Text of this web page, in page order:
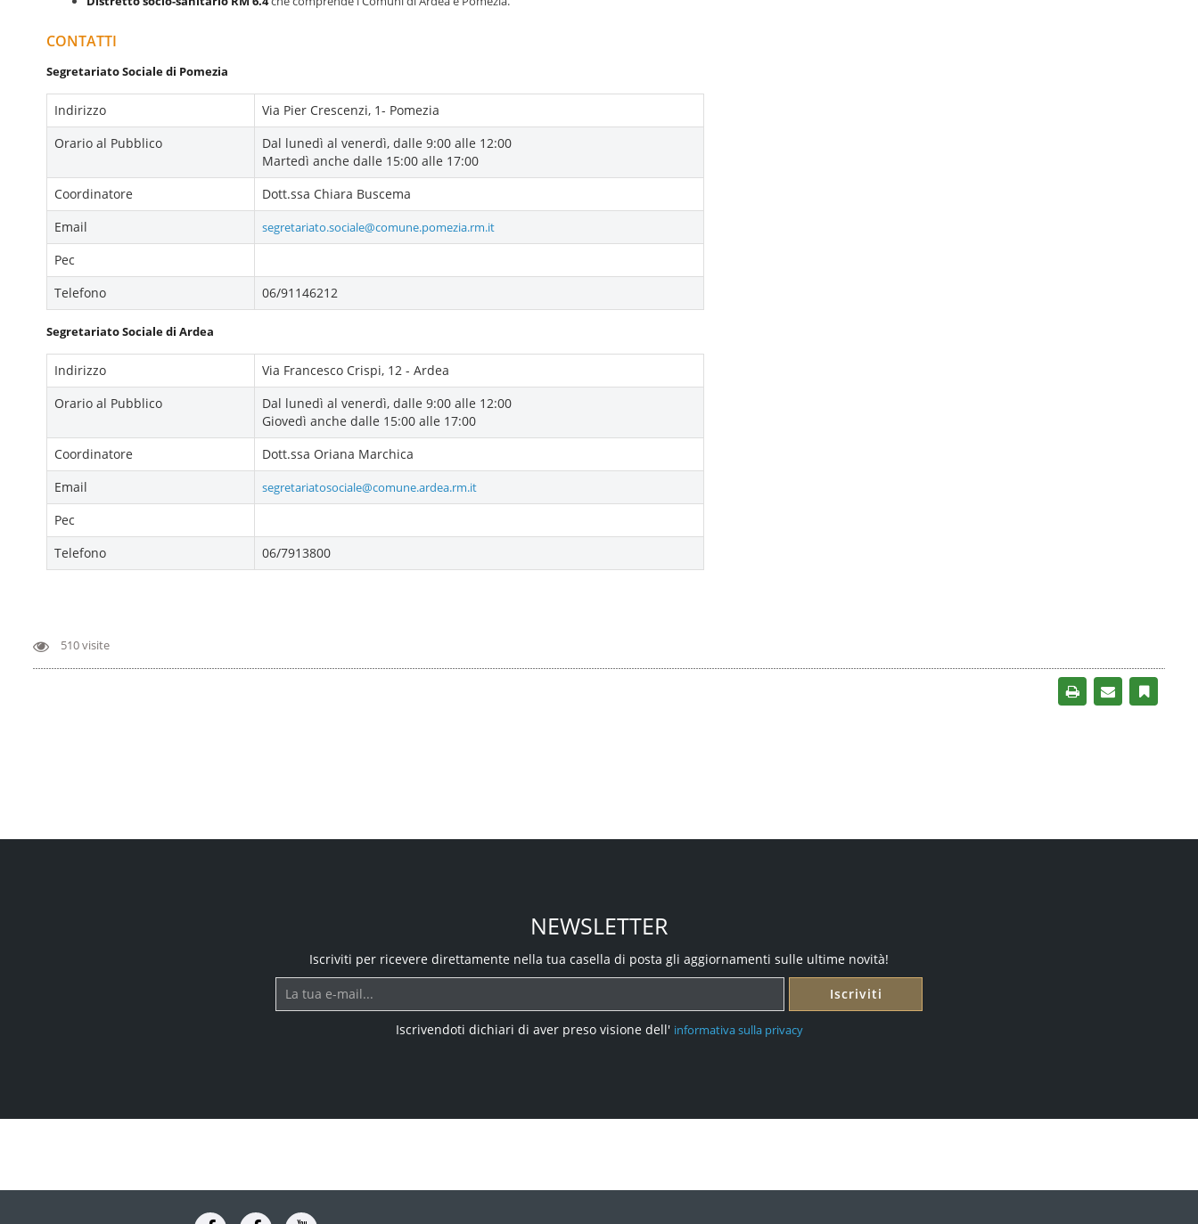
CONTATTI
Segretariato Sociale di Pomezia
Indirizzo
Via Pier Crescenzi, 1- Pomezia
Orario al Pubblico
Dal lunedì al venerdì, dalle 9:00 alle 12:00
Martedì anche dalle 15:00 alle 17:00
Coordinatore
Dott.ssa Chiara Buscema
Email
segretariato.sociale@comune.pomezia.rm.it
Pec
Telefono
06/91146212
Segretariato Sociale di Ardea
Indirizzo
Via Francesco Crispi, 12 - Ardea
Orario al Pubblico
Dal lunedì al venerdì, dalle 9:00 alle 12:00
Giovedì anche dalle 15:00 alle 17:00
Coordinatore
Dott.ssa Oriana Marchica
Email
segretariatosociale@comune.ardea.rm.it
Pec
Telefono
06/7913800
510 visite
NEWSLETTER
Iscriviti per ricevere direttamente nella tua casella di posta gli aggiornamenti sulle ultime novità!
Iscriviti
Iscrivendoti dichiari di aver preso visione dell' informativa sulla privacy